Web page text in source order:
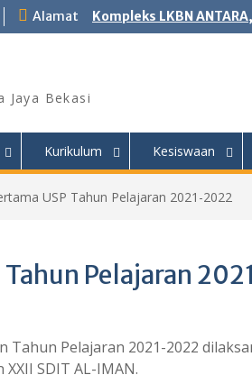
Alamat Kompleks LKBN
Jaya Bekasi
Kurikulum Kesiswaan
USP Tahun Pelajaran 2021-2022
Tahun Pelajaran
Pelajaran 2021-2022
SDIT AL-IMAN.